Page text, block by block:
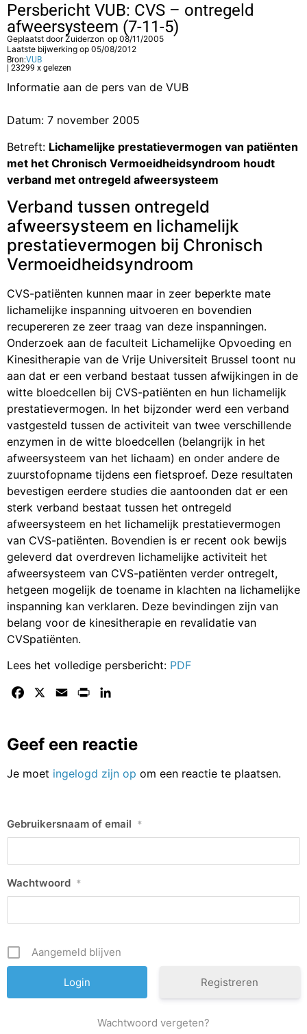
Persbericht VUB: CVS – ontregeld
afweersysteem (7-11-5)
Geplaatst doorZuiderzon op 08/11/2005
Laatste bijwerking op 05/08/2012
Bron:VUB
| 23299 x gelezen
Informatie aan de pers van de VUB
Datum: 7 november 2005
Betreft: Lichamelijke prestatievermogen van patiënten
met het Chronisch Vermoeidheidsyndroom houdt
verband met ontregeld afweersysteem
Verband tussen ontregeld
afweersysteem en lichamelijk
prestatievermogen bij Chronisch
Vermoeidheidsyndroom
CVS-patiënten kunnen maar in zeer beperkte mate
lichamelijke inspanning uitvoeren en bovendien
recupereren ze zeer traag van deze inspanningen.
Onderzoek aan de faculteit Lichamelijke Opvoeding en
Kinesitherapie van de Vrije Universiteit Brussel toont nu
aan dat er een verband bestaat tussen afwijkingen in de
witte bloedcellen bij CVS-patiënten en hun lichamelijk
prestatievermogen. In het bijzonder werd een verband
vastgesteld tussen de activiteit van twee verschillende
enzymen in de witte bloedcellen (belangrijk in het
afweersysteem van het lichaam) en onder andere de
zuurstofopname tijdens een fietsproef. Deze resultaten
bevestigen eerdere studies die aantoonden dat er een
sterk verband bestaat tussen het ontregeld
afweersysteem en het lichamelijk prestatievermogen
van CVS-patiënten. Bovendien is er recent ook bewijs
geleverd dat overdreven lichamelijke activiteit het
afweersysteem van CVS-patiënten verder ontregelt,
hetgeen mogelijk de toename in klachten na lichamelijke
inspanning kan verklaren. Deze bevindingen zijn van
belang voor de kinesitherapie en revalidatie van
CVSpatiënten.
Lees het volledige persbericht: PDF
Facebook Email Print
Geef een reactie
Je moet ingelogd zijn op om een reactie te plaatsen.
Gebruikersnaam of email *
Wachtwoord *
Aangemeld blijven
Registreren
Wachtwoord vergeten?